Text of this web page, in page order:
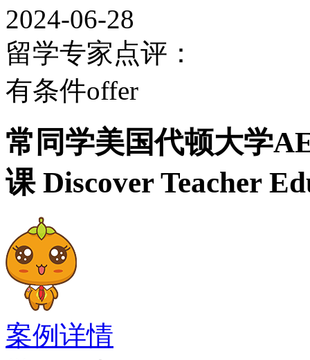
2024-06-28
留学专家点评：
有条件offer
常同学美国代顿大学
课 Discover Teacher
案例详情